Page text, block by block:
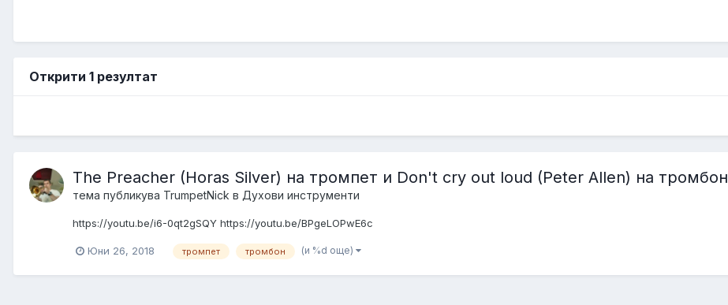
Открити 1 резултат
The Preacher (Horas Silver) на тромпет и Don't cry out loud (Peter Allen) на тромбон
тема публикува TrumpetNick в Духови инструменти
https://youtu.be/i6-0qt2gSQY https://youtu.be/BPgeLOPwE6c
Юни 26, 2018 тромпет тромбон (и %d още)